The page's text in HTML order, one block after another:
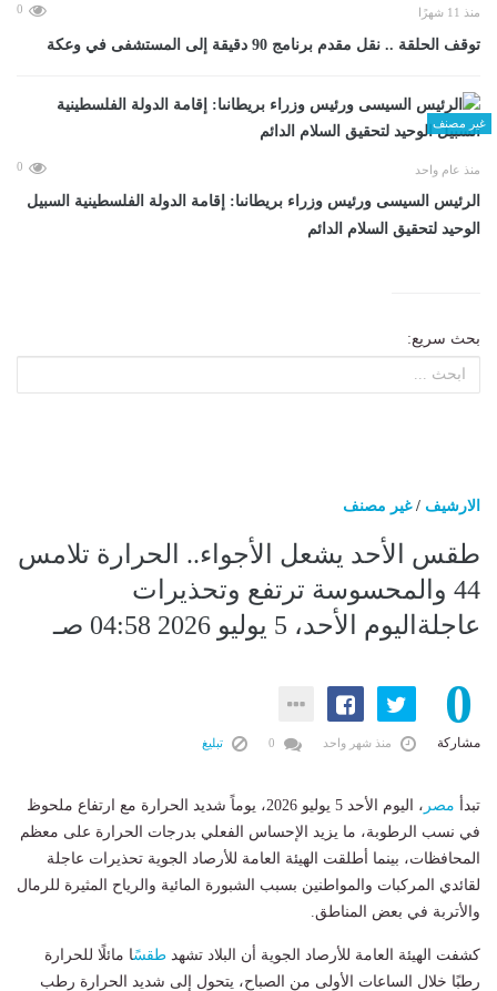
منذ 11 شهرًا 0
توقف الحلقة .. نقل مقدم برنامج 90 دقيقة إلى المستشفى في وعكة
غير مصنف
منذ عام واحد 0
الرئيس السيسى ورئيس وزراء بريطانىا: إقامة الدولة الفلسطينية السبيل
الوحيد لتحقيق السلام الدائم
بحث سريع:
الارشيف /غير مصنف
طقس الأحد يشعل الأجواء.. الحرارة تلامس
44 والمحسوسة ترتفع وتحذيرات
عاجلةاليوم الأحد، 5 يوليو 2026 04:58 صـ
0
مشاركة منذ شهر واحد تبليغ
تبدأ مصر
، اليوم الأحد 5 يوليو 2026، يوماً شديد الحرارة مع ارتفاع ملحوظ
في نسب الرطوبة، ما يزيد الإحساس الفعلي بدرجات الحرارة على معظم
المحافظات، بينما أطلقت الهيئة العامة للأرصاد الجوية تحذيرات عاجلة
لقائدي المركبات والمواطنين بسبب الشبورة المائية والرياح المثيرة للرمال
والأتربة في بعض المناطق.
كشفت الهيئة العامة للأرصاد الجوية أن البلاد تشهد طقسًا مائلًا للحرارة
رطبًا خلال الساعات الأولى من الصباح، يتحول إلى شديد الحرارة رطب